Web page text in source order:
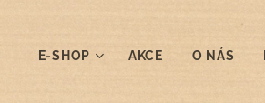
E-SHOP AKCE O NÁS